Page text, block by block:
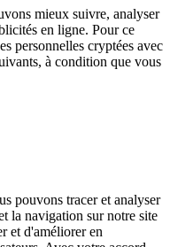
mieux suivre, analyser
en ligne. Pour ce
personnelles cryptées avec
à condition que vous
pouvons tracer et analyser
la navigation sur notre site
et d'améliorer en